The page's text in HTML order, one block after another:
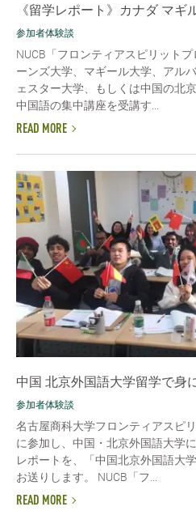
《留学レポート》カナダ マギ
参加者体験談
NUCB「フロンティアスピリット
ーンズ大学、マギール大学、アル
ェスター大学、もしくは中国の北
中国語の集中講座を受講す...
READ MORE
中国 北京外国語大学留学で身
参加者体験談
名古屋商科大学フロンティアスピ
に参加し、中国・北京外国語大学
レポートを、「中国北京外国語大
お送りします。 NUCB「フ...
READ MORE